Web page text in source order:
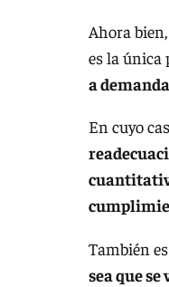
Ahora
es la única
a
En cuyo
También
sea que